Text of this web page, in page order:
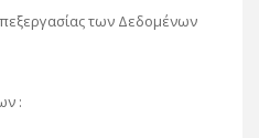
των Δεδομένων
: